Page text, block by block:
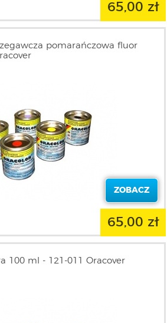
65,00 zł
pomarańczowa fluor
ZOBACZ
65,00 zł
100 ml - 121-011 Oracover